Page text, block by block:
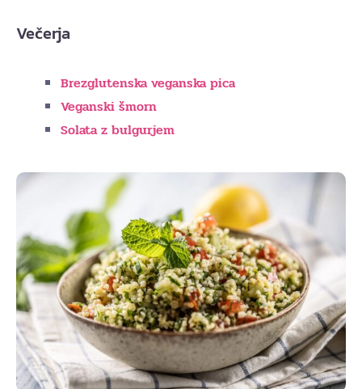
Večerja
Brezglutenska veganska pica
Veganski šmorn
Solata z bulgurjem